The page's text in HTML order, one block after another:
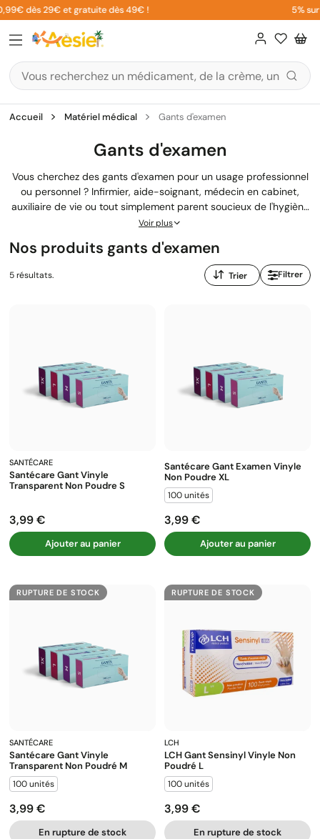
Aller
au
contenu
dès 29€ et gratuite dès 49€ ! 5% sur
Accueil Matériel médical Gants d'examen
Gants d'examen
Vous cherchez des gants d'examen pour un usage professionnel
ou personnel ? Infirmier, aide-soignant, médecin en cabinet,
auxiliaire de vie ou tout simplement parent soucieux de l'hygiène
à domicile : les gants médicaux sont
chaque matière a ses avantages selon votre peau, vos gestes et
les produits manipulés. Notre équipe de pharmaciens vous aide
à trouver le modèle adapté à votre pratique, au meilleur prix.
Voir plus
Nos produits gants d'examen
5 résultats.
Trier
par
Filtrer
SANTÉCARE
Santécare Gant Vinyle
Transparent Non Poudre S
Prix
3,99 €
Ajouter au panier
Santécare Gant Examen Vinyle
Non Poudre XL
100 unités
Prix
3,99 €
Ajouter au panier
RUPTURE DE STOCK
SANTÉCARE
Santécare Gant Vinyle
Transparent Non Poudré M
100 unités
Prix
3,99 €
En rupture de stock
RUPTURE DE STOCK
LCH
LCH Gant Sensinyl Vinyle Non
Poudré L
100 unités
Prix
3,99 €
En rupture de stock